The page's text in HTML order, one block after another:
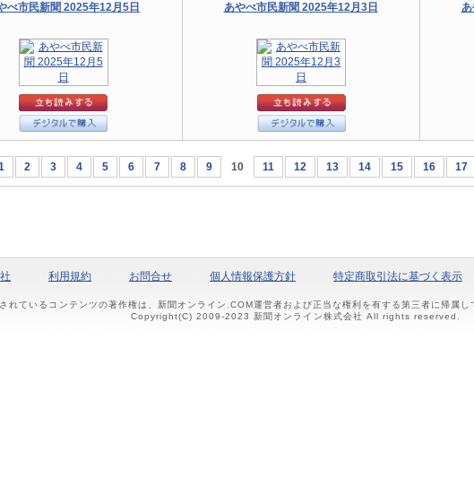
べ市民新聞 2025年12月5日 あやべ市民新聞 2025年12月3日
2 3 4 5 6 7 8 9 10 11 12 13 14 15 16 17
利用規約 お問合せ 個人情報保護方針 特定商取引法に基づく表示
れているコンテンツの著作権は、新聞オンライン.COM運営者および正当な権利を有する第三者に帰属し
Copyright(C) 2009-2023 新聞オンライン株式会社 All rights reserved.